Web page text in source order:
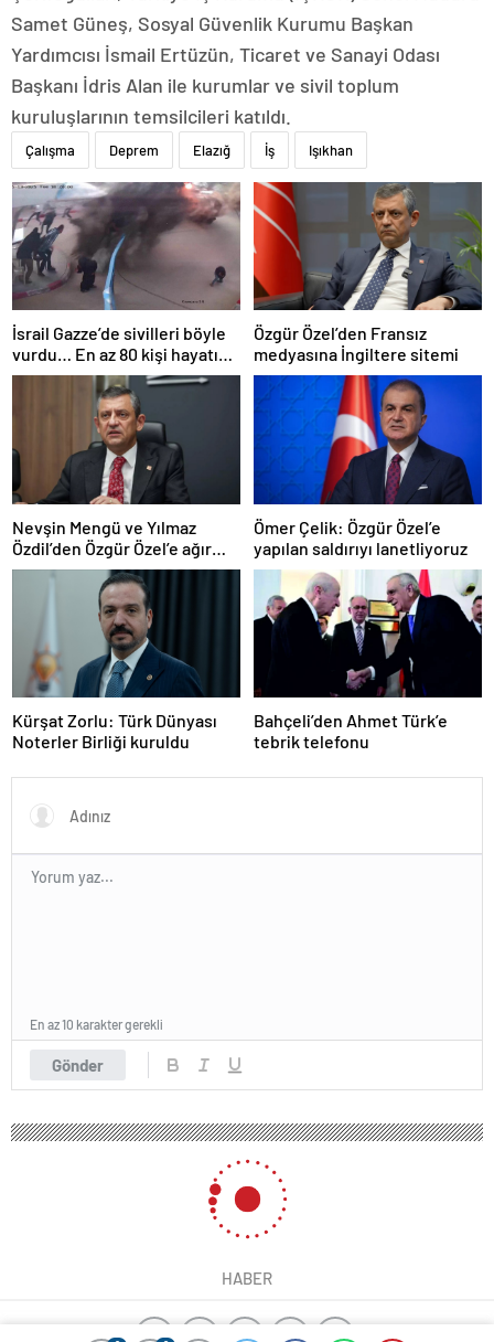
Samet Güneş, Sosyal Güvenlik Kurumu Başkan
Yardımcısı İsmail Ertüzün, Ticaret ve Sanayi Odası
Başkanı İdris Alan ile kurumlar ve sivil toplum
kuruluşlarının temsilcileri katıldı.
Çalışma Deprem Elazığ İş Işıkhan
İsrail Gazze’de sivilleri böyle
vurdu… En az 80 kişi hayatını
kaybetti
Özgür Özel’den Fransız
medyasına İngiltere sitemi
Nevşin Mengü ve Yılmaz
Özdil’den Özgür Özel’e ağır
eleştiriler
Ömer Çelik: Özgür Özel’e
yapılan saldırıyı lanetliyoruz
Kürşat Zorlu: Türk Dünyası
Noterler Birliği kuruldu
Bahçeli’den Ahmet Türk’e
tebrik telefonu
Gönder
En az 10 karakter gerekli
HABER